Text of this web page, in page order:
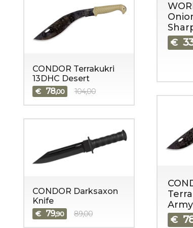
€
€
CONDOR Terrakukri
13DHC Desert
€ 78,00 104,00
CONDOR Darksaxon
Knife
€ 79,90 89,00